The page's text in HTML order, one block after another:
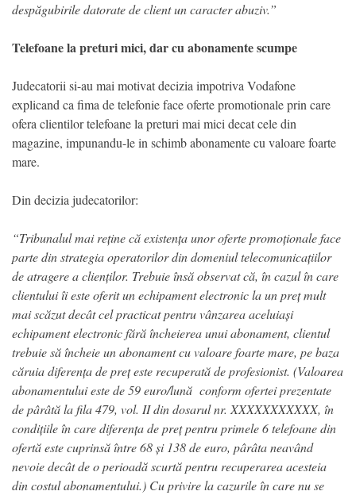
despăgubirile datorate de client un caracter abuziv.”
Telefoane la preturi mici, dar cu abonamente scumpe
Judecatorii si-au mai motivat decizia impotriva Vodafone
explicand ca fima de telefonie face oferte promotionale prin care
ofera clientilor telefoane la preturi mai mici decat cele din
magazine, impunandu-le in schimb abonamente cu valoare foarte
mare.
Din decizia judecatorilor:
“Tribunalul mai reține că existența unor oferte promoționale face
parte din strategia operatorilor din domeniul telecomunicațiilor
de atragere a clienților. Trebuie însă observat că, în cazul în care
clientului îi este oferit un echipament electronic la un preț mult
mai scăzut decât cel practicat pentru vânzarea aceluiași
echipament electronic fără încheierea unui abonament, clientul
trebuie să încheie un abonament cu valoare foarte mare, pe baza
căruia diferența de preț este recuperată de profesionist. (Valoarea
abonamentului este de 59 euro/lună conform ofertei prezentate
de pârâtă la fila 479, vol. II din dosarul nr. XXXXXXXXXXX, în
condițiile în care diferența de preț pentru primele 6 telefoane din
ofertă este cuprinsă între 68 și 138 de euro, pârâta neavând
nevoie decât de o perioadă scurtă pentru recuperarea acesteia
din costul abonamentului.) Cu privire la cazurile în care nu se